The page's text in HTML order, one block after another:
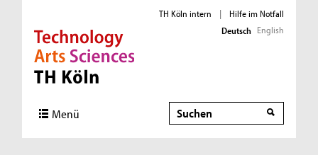
Direkt zur Hauptnavigation
Direkt zur Subnavigation
Direkt zum Inhalt
Direkt zum Fußbereich
TH Köln intern |
Hilfe im Notfall
Deutsch English
Menü Suche
Suche